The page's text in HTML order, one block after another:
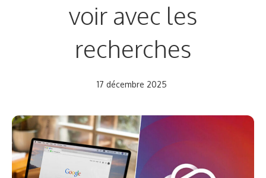
voir avec les
recherches
17 décembre 2025